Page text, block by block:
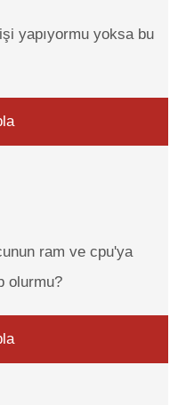
yapıyormu yoksa bu
ram ve cpu'ya
olurmu?